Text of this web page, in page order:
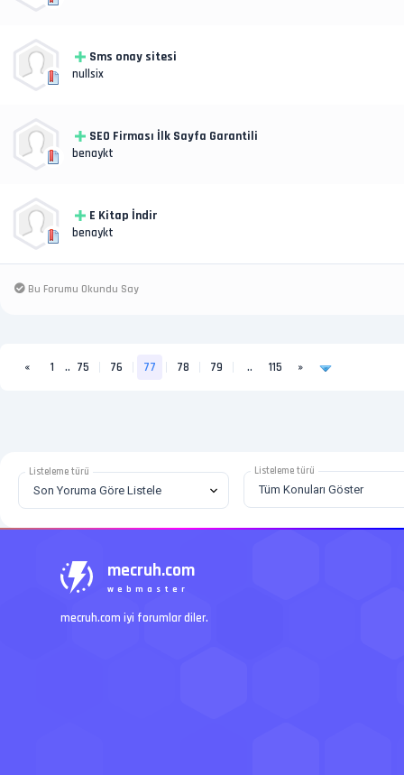
Sms onay sitesi
nullsix
SEO Firması İlk Sayfa Garantili
benaykt
E Kitap İndir
benaykt
Bu Forumu Okundu Say
« 1 .. 75 76 77 78 79 .. 115 »
Listeleme türü Listeleme türü
mecruh.com
webmaster
mecruh.com iyi forumlar diler.